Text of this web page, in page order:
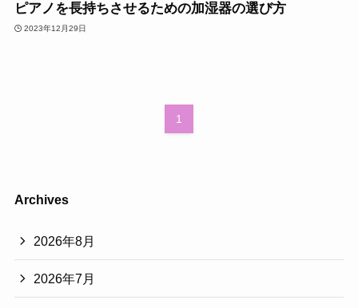
ピアノを長持ちさせるための加湿器の選び方
2023年12月29日
1
Archives
2026年8月
2026年7月